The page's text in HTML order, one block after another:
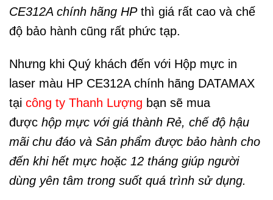
CE312A chính hãng HPthì giá rất cao và chế
độ bảo hành cũng rất phức tạp.
Nhưng khi Quý khách đến với Hộp mực in
laser màu HP CE312A chính hãng DATAMAX
tại công ty Thanh Lượng bạn sẽ mua
được hộp mực với giá thành Rẻ, chế độ hậu
mãi chu đáo và Sản phẩm được bảo hành cho
đến khi hết mực hoặc 12 tháng giúp người
dùng yên tâm trong suốt quá trình sử dụng.